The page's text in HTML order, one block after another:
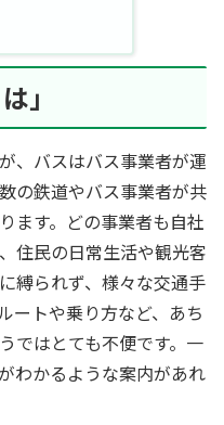
」
、バスはバス事業者が運
の鉄道やバス事業者が共
ます。どの事業者も自社
住民の日常生活や観光客
縛られず、様々な交通手
ートや乗り方など、あち
ではとても不便です。一
わかるような案内があれ